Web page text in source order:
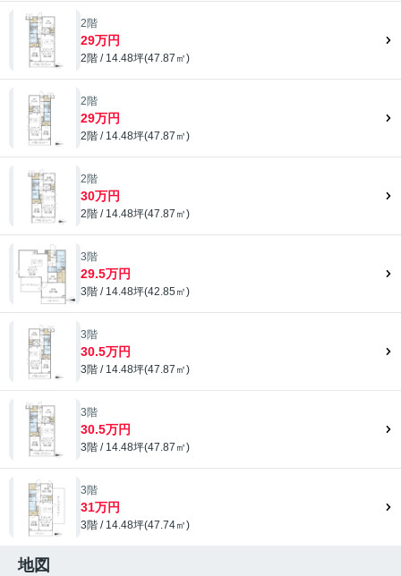
2階
29万円
2階 / 14.48坪(47.87㎡)
2階
29万円
2階 / 14.48坪(47.87㎡)
2階
30万円
2階 / 14.48坪(47.87㎡)
3階
29.5万円
3階 / 14.48坪(42.85㎡)
3階
30.5万円
3階 / 14.48坪(47.87㎡)
3階
30.5万円
3階 / 14.48坪(47.87㎡)
3階
31万円
3階 / 14.48坪(47.74㎡)
地図